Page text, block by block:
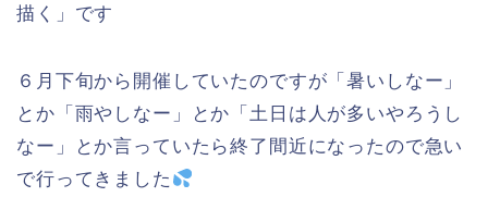
描く」です
６月下旬から開催していたのですが「暑いしなー」
とか「雨やしなー」とか「土日は人が多いやろうし
なー」とか言っていたら終了間近になったので急い
で行ってきました